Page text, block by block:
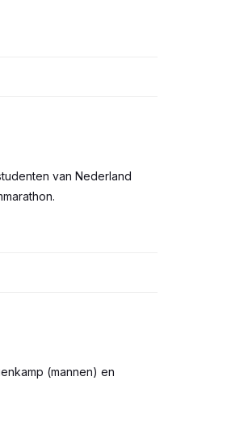
van Nederland
(mannen) en